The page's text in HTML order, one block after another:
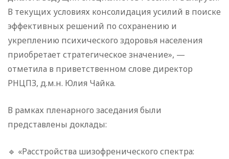
В текущих условиях консолидация усилий в поиске
эффективных решений по сохранению и
укреплению психического здоровья населения
приобретает стратегическое значение», —
отметила в приветственном слове директор
РНЦПЗ, д.м.н. Юлия Чайка.
В рамках пленарного заседания были
представлены доклады:
🔹 «Расстройства шизофренического спектра: